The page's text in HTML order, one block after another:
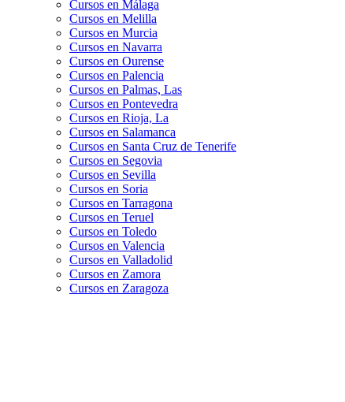
Cursos en Málaga
Cursos en Melilla
Cursos en Murcia
Cursos en Navarra
Cursos en Ourense
Cursos en Palencia
Cursos en Palmas, Las
Cursos en Pontevedra
Cursos en Rioja, La
Cursos en Salamanca
Cursos en Santa Cruz de Tenerife
Cursos en Segovia
Cursos en Sevilla
Cursos en Soria
Cursos en Tarragona
Cursos en Teruel
Cursos en Toledo
Cursos en Valencia
Cursos en Valladolid
Cursos en Zamora
Cursos en Zaragoza